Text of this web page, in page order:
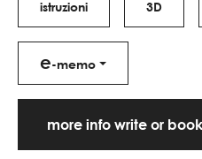
istruzioni 3D
e-memo
more info write or